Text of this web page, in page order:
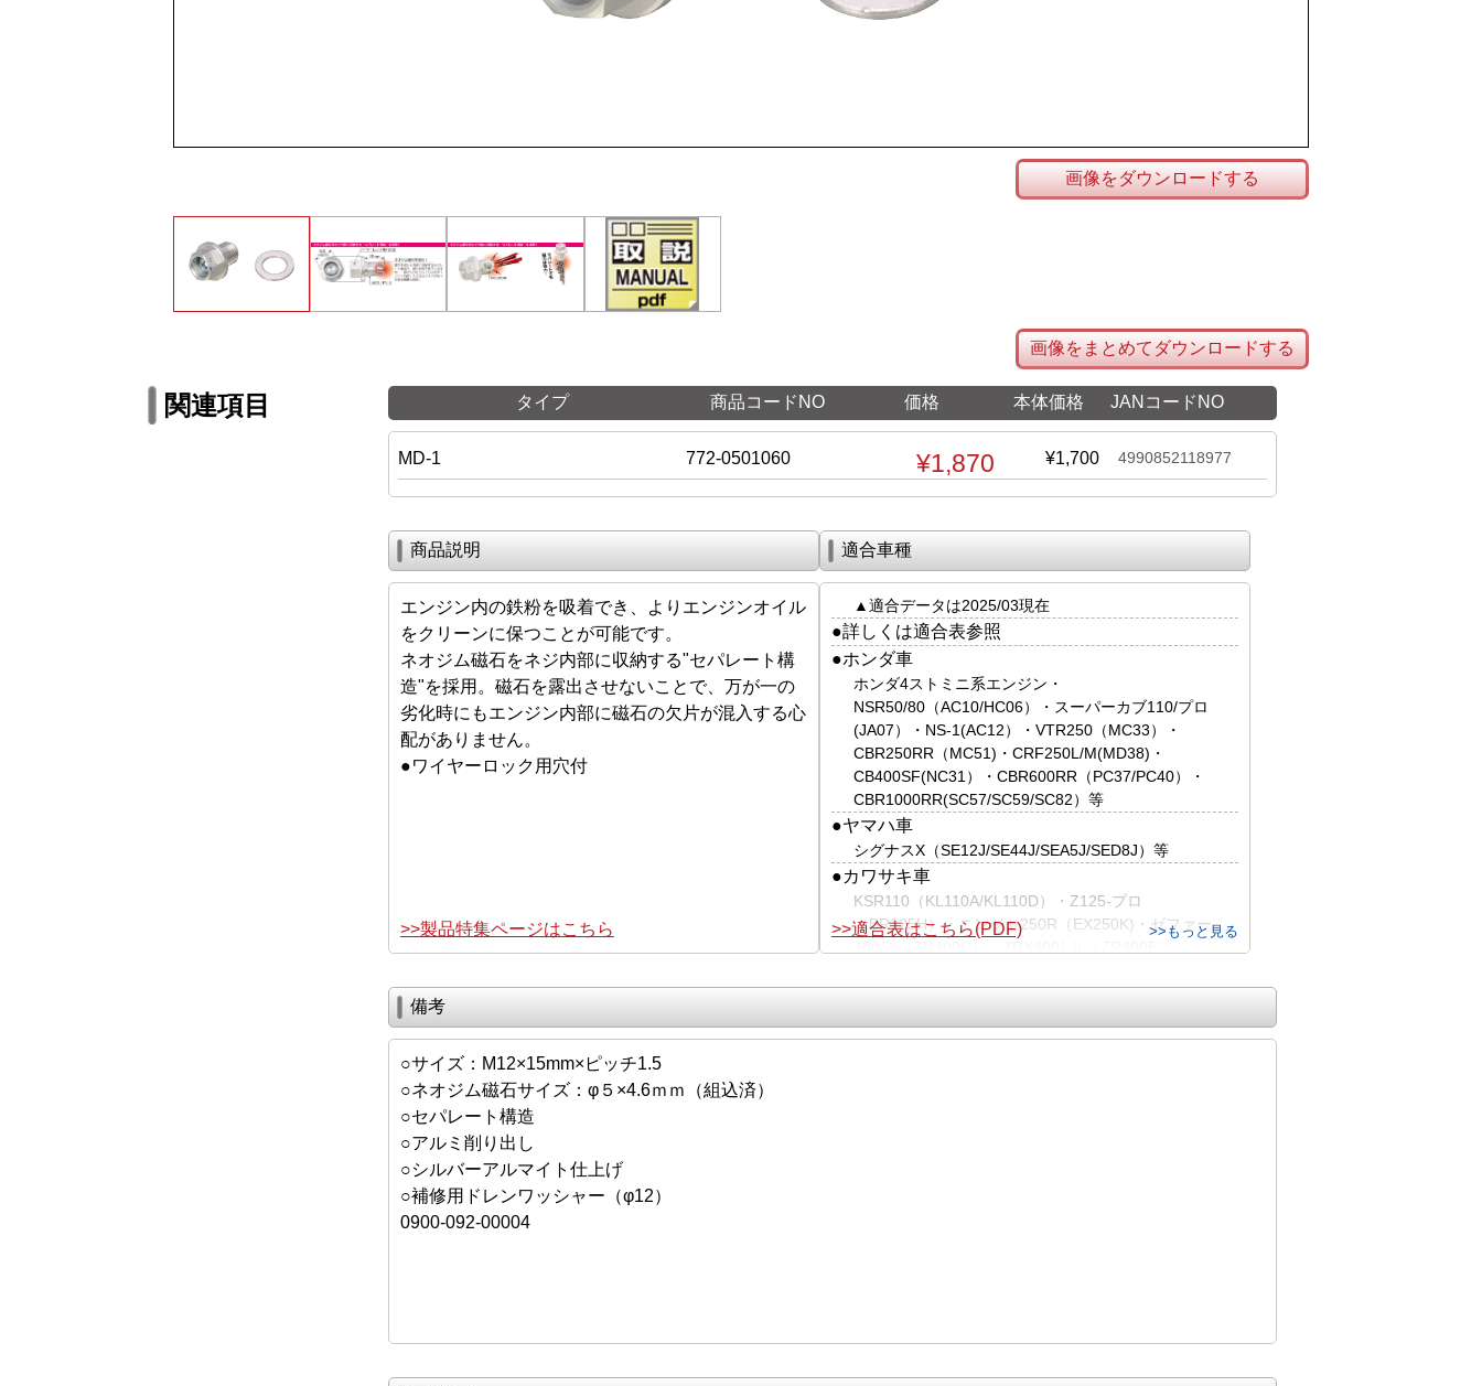
画像をダウンロードする
画像をまとめてダウンロードする
関連項目 タイプ 商品コードNO 価格 本体価格 JANコードNO
MD-1 772-0501060 ¥1,870 ¥1,700 4990852118977
商品説明
エンジン内の鉄粉を吸着でき、よりエンジンオイル
をクリーンに保つことが可能です。
ネオジム磁石をネジ内部に収納する"セパレート構
造"を採用。磁石を露出させないことで、万が一の
劣化時にもエンジン内部に磁石の欠片が混入する心
配がありません。
●ワイヤーロック用穴付
>>製品特集ページはこちら
適合車種
▲適合データは2025/03現在
●詳しくは適合表参照
●ホンダ車
ホンダ4ストミニ系エンジン・
NSR50/80（AC10/HC06）・スーパーカブ110/プロ
(JA07）・NS-1(AC12）・VTR250（MC33）・
CBR250RR（MC51)・CRF250L/M(MD38)・
CB400SF(NC31）・CBR600RR（PC37/PC40）・
CBR1000RR(SC57/SC59/SC82）等
●ヤマハ車
シグナスX（SE12J/SE44J/SEA5J/SED8J）等
●カワサキ車
KSR110（KL110A/KL110D）・Z125-プロ
（BR125H）・ニンジャ250R（EX250K)・ゼファー
1100（ZRT10A）・ZRX1200R/S（ZRT20A）・
>>適合表はこちら(PDF) >>もっと見る
備考
○サイズ：M12×15mm×ピッチ1.5
○ネオジム磁石サイズ：φ５×4.6ｍｍ（組込済）
○セパレート構造
○アルミ削り出し
○シルバーアルマイト仕上げ
○補修用ドレンワッシャー（φ12）
0900-092-00004